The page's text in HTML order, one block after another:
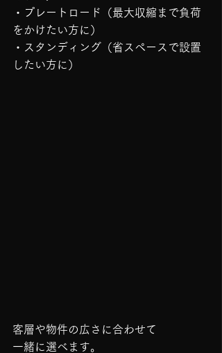
・プレートロード（最大収縮まで負荷
をかけたい方に）
・スタンディング（省スペースで設置
したい方に）
客層や物件の広さに合わせて
一緒に選べます。